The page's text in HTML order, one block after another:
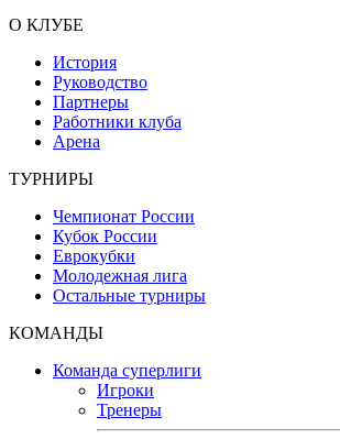
О КЛУБЕ
История
Руководство
Партнеры
Работники клуба
Арена
ТУРНИРЫ
Чемпионат России
Кубок России
Еврокубки
Молодежная лига
Остальные турниры
КОМАНДЫ
Команда суперлиги
Игроки
Тренеры